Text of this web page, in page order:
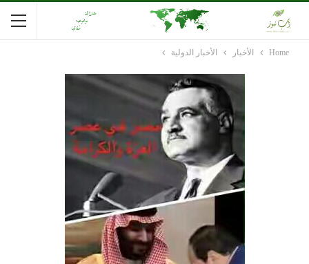
Home الأخبار الأخبار الدولية